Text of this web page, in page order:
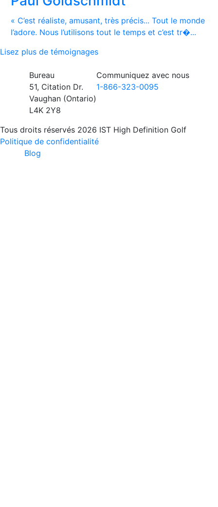
« C’est réaliste, amusant, très précis... Tout le monde
l’adore. Nous l’utilisons tout le temps et c’est tr�...
Lisez plus de témoignages
Bureau
51, Citation Dr.
Vaughan (Ontario)
L4K 2Y8
Communiquez avec nous
1-866-323-0095
Tous droits réservés 2026 IST High Definition Golf
Politique de confidentialité
Blog